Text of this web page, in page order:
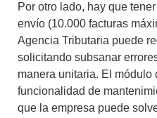
Por otro lado, hay que
envío (10.000 facturas
Agencia Tributaria puede
solicitando subsanar
manera unitaria. El módulo
funcionalidad de
que la empresa puede